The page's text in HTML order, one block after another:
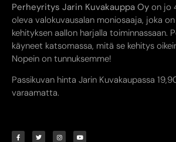
Perheyritys Jarin Kuvakauppa Oy on jo
oleva valokuvausalan moniosaaja, joka
kehityksen aallon harjalla toiminnassaan.
käyneet katsomassa, mitä se kehitys
Nopein on tunnuksemme!
Passikuvan hinta Jarin Kuvakaupassa
varaamatta.